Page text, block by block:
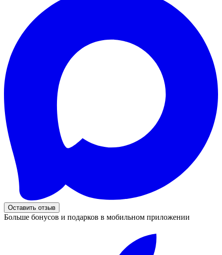
Оставить отзыв
Больше бонусов и подарков в мобильном приложении